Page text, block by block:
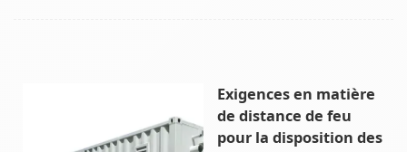
Exigences en matière
de distance de feu
pour la disposition des